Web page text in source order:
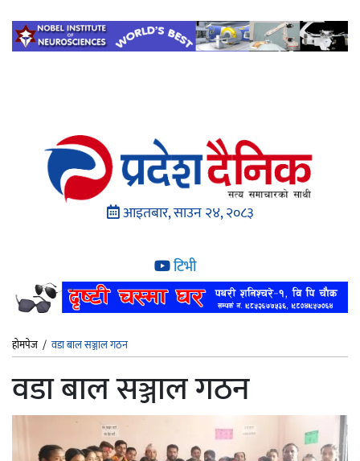
आइतबार, साउन २४, २०८३
टिभी
होमपेज /वडा बाल सञ्जाल गठन
वडा बाल सञ्जाल गठन